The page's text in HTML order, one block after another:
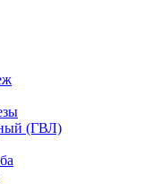
(ГВЛ)